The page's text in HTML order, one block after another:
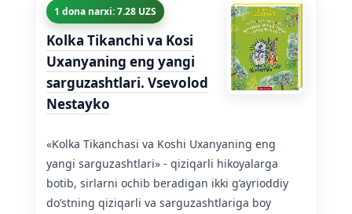
1 dona narxi: 7.28 UZS
Kolka Tikanchi va Kosi
Uxanyaning eng yangi
sarguzashtlari. Vsevolod
Nestayko
«Kolka Tikanchasi va Koshi Uxanyaning eng
yangi sarguzashtlari» - qiziqarli hikoyalarga
botib, sirlarni ochib beradigan ikki g’ayrioddiy
do’stning qiziqarli va sarguzashtlariga boy